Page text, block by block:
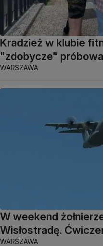
Kradzież w klubie
"zdobycze"
WARSZAWA
W weekend
Wisłostradę.
WARSZAWA